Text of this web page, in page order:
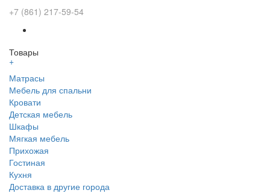
+7 (861) 217-59-54
Товары
+
Матрасы
Мебель для спальни
Кровати
Детская мебель
Шкафы
Мягкая мебель
Прихожая
Гостиная
Кухня
Доставка в другие города